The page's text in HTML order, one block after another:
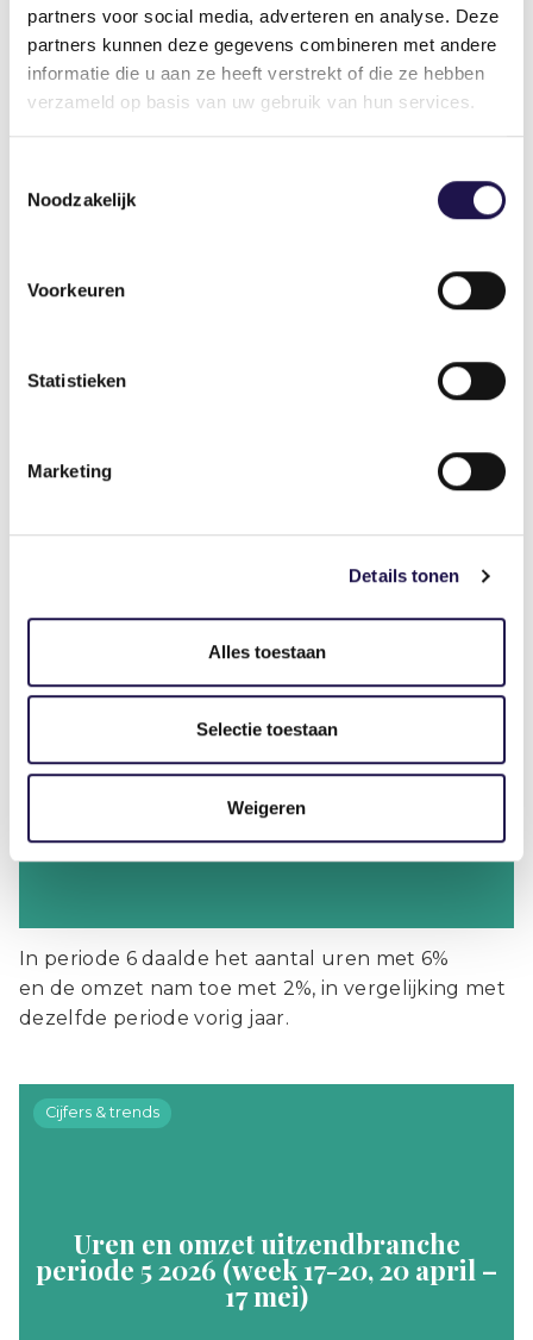
partners voor social media, adverteren en analyse. Deze
partners kunnen deze gegevens combineren met andere
informatie die u aan ze heeft verstrekt of die ze hebben
verzameld op basis van uw gebruik van hun services.
Noodzakelijk
Voorkeuren
Statistieken
Marketing
Details tonen
Alles toestaan
Selectie toestaan
Weigeren
Cijfers & trends
Uren en omzet uitzendbranche
periode 7 2026 (week 25-28, 15 juni –
en de omzet nam toe met 4%, in vergelijking met
Uren en omzet uitzendbranche
periode 6 2026 (week 21-24, 18 mei –
14 juni)
In periode 6 daalde het aantal uren met 6%
en de omzet nam toe met 2%, in vergelijking met
dezelfde periode vorig jaar.
Cijfers & trends
Uren en omzet uitzendbranche
periode 5 2026 (week 17-20, 20 april –
17 mei)